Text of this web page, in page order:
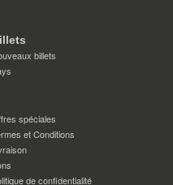
billets
spéciales
et Conditions
de confidentialité